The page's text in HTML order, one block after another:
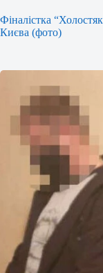
Фіналістка
Києва (фото)